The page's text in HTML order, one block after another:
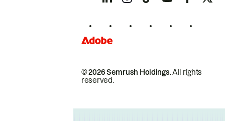
© 2026 Semrush Holdings.All rights
reserved.